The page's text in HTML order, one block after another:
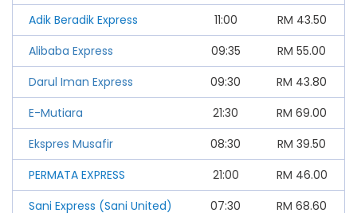
Adik Beradik Express
11:00 RM 43.50
Alibaba Express
09:35 RM 55.00
Darul Iman Express
09:30 RM 43.80
E-Mutiara
21:30 RM 69.00
Ekspres Musafir
08:30 RM 39.50
PERMATA EXPRESS
21:00 RM 46.00
Sani Express (Sani United)
07:30 RM 68.60